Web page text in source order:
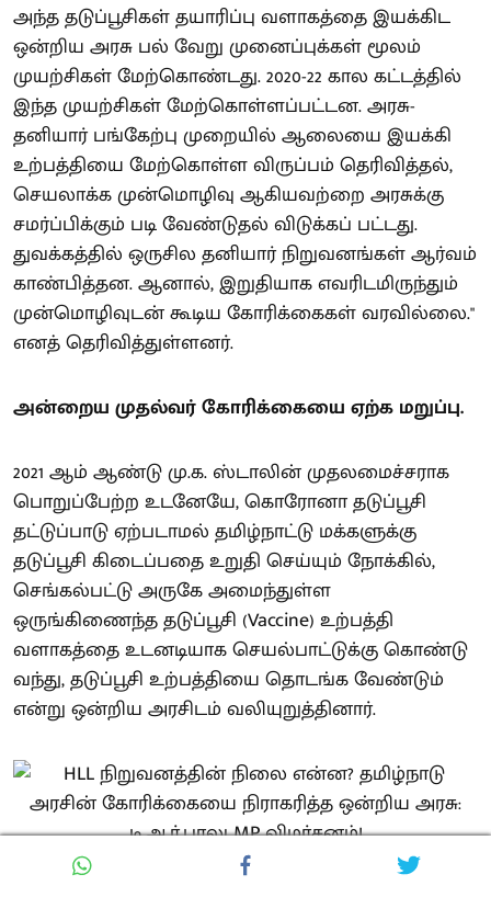
அந்த தடுப்பூசிகள் தயாரிப்பு வளாகத்தை இயக்கிட
ஒன்றிய அரசு பல் வேறு முனைப்புக்கள் மூலம்
முயற்சிகள் மேற்கொண்டது. 2020-22 கால கட்டத்தில்
இந்த முயற்சிகள் மேற்கொள்ளப்பட்டன. அரசு-
தனியார் பங்கேற்பு முறையில் ஆலையை இயக்கி
உற்பத்தியை மேற்கொள்ள விருப்பம் தெரிவித்தல்,
செயலாக்க முன்மொழிவு ஆகியவற்றை அரசுக்கு
சமர்ப்பிக்கும் படி வேண்டுதல் விடுக்கப் பட்டது.
துவக்கத்தில் ஒருசில தனியார் நிறுவனங்கள் ஆர்வம்
காண்பித்தன. ஆனால், இறுதியாக எவரிடமிருந்தும்
முன்மொழிவுடன் கூடிய கோரிக்கைகள் வரவில்லை."
எனத் தெரிவித்துள்ளனர்.
அன்றைய முதல்வர் கோரிக்கையை ஏற்க மறுப்பு.
2021 ஆம் ஆண்டு மு.க. ஸ்டாலின் முதலமைச்சராக
பொறுப்பேற்ற உடனேயே, கொரோனா தடுப்பூசி
தட்டுப்பாடு ஏற்படாமல் தமிழ்நாட்டு மக்களுக்கு
தடுப்பூசி கிடைப்பதை உறுதி செய்யும் நோக்கில்,
செங்கல்பட்டு அருகே அமைந்துள்ள
ஒருங்கிணைந்த தடுப்பூசி (Vaccine) உற்பத்தி
வளாகத்தை உடனடியாக செயல்பாட்டுக்கு கொண்டு
வந்து, தடுப்பூசி உற்பத்தியை தொடங்க வேண்டும்
என்று ஒன்றிய அரசிடம் வலியுறுத்தினார்.
ஆட்சிப் பொறுப்பேற்ற சில நாட்களிலேயே அந்த